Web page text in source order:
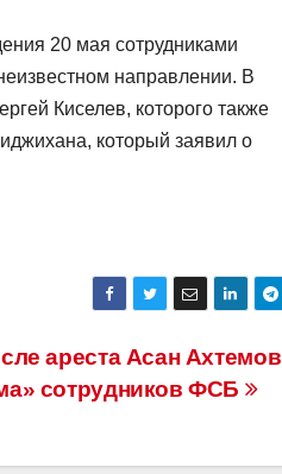
20 мая сотрудниками
направлении. В
Киселев, которого также
который заявил о
ареста Асан Ахтемов
сотрудников ФСБ